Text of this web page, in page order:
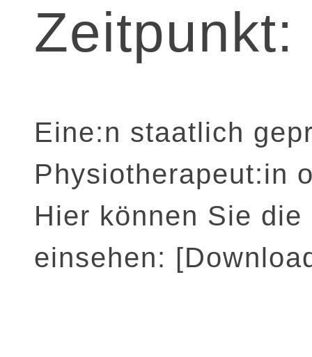
Zeitpunkt:
Eine:n staatlich
Physiotherapeut:in
Hier können Sie
einsehen: